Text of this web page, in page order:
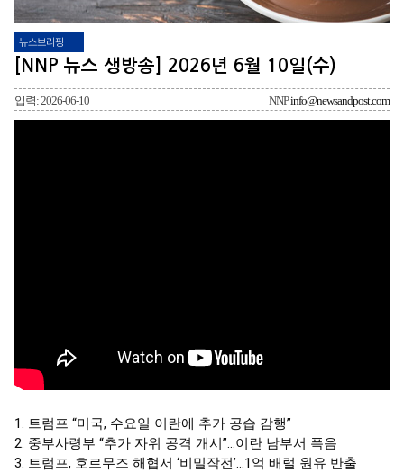
뉴스브리핑
[NNP 뉴스 생방송] 2026년 6월 10일(수)
입력: 2026-06-10 NNPinfo@newsandpost.com
1. 트럼프 “미국, 수요일 이란에 추가 공습 감행”
2. 중부사령부 “추가 자위 공격 개시”…이란 남부서 폭음
3. 트럼프, 호르무즈 해협서 ‘비밀작전’…1억 배럴 원유 반출